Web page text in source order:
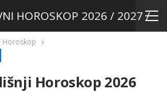
HOROSKOP 2026 / 2027 /
Horoskop
Horoskop 2026